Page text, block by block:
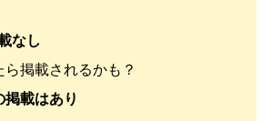
なし
ら掲載されるかも？
掲載はあり